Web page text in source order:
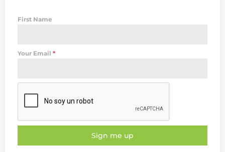
First Name
Your Email *
Sign me up